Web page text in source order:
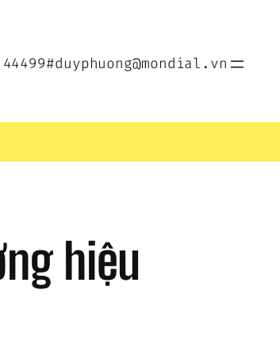
#duyphuong@mondial.vn
hiệu